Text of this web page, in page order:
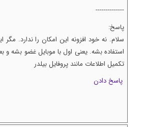
--------------
پاسخ:
سلام. نه خود افزونه این امکان را ندارد. مگر
استفاده بشه. یعنی اول با موبایل غضو بشه
تکمیل اطلاعات مانند پروفایل بیلدر
پاسخ دادن